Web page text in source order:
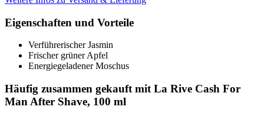
Eigenschaften und Vorteile
Verführerischer Jasmin
Frischer grüner Apfel
Energiegeladener Moschus
Häufig zusammen gekauft mit La Rive Cash For
Man After Shave, 100 ml